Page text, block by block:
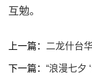
互勉。
上一篇： 二龙什台
下一篇： “浪漫七夕